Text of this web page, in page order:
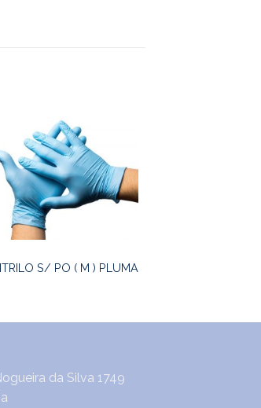
S/ PO ( M ) PLUMA
da Silva 1749